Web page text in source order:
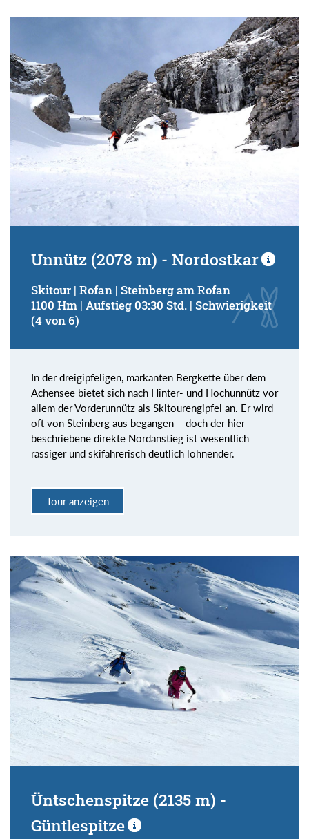
Unnütz (2078 m) - Nordostkar
Skitour | Rofan | Steinberg am Rofan
1100 Hm | Aufstieg 03:30 Std. | Schwierigkeit
(4 von 6)
In der dreigipfeligen, markanten Bergkette über dem
Achensee bietet sich nach Hinter- und Hochunnütz vor
allem der Vorderunnütz als Skitourengipfel an. Er wird
oft von Steinberg aus begangen – doch der hier
beschriebene direkte Nordanstieg ist wesentlich
rassiger und skifahrerisch deutlich lohnender.
Tour anzeigen
Üntschenspitze (2135 m) -
Güntlespitze